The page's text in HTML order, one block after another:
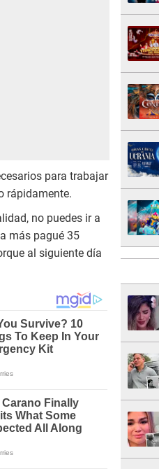
para trabajar
rápidamente.
no puedes ir a
más pagué 35
al siguiente día